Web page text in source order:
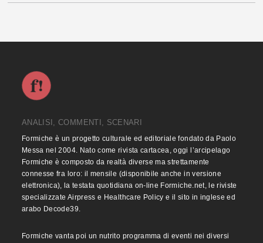
ANALISI, COMMENTI, SCENARI
Formiche è un progetto culturale ed editoriale fondato da Paolo
Messa nel 2004. Nato come rivista cartacea, oggi l’arcipelago
Formiche è composto da realtà diverse ma strettamente
connesse fra loro: il mensile (disponibile anche in versione
elettronica), la testata quotidiana on-line Formiche.net, le riviste
specializzate Airpress e Healthcare Policy e il sito in inglese ed
arabo Decode39.
Formiche vanta poi un nutrito programma di eventi nei diversi